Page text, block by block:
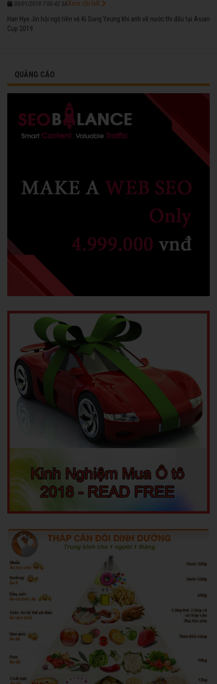
03/01/2019 7:00:42 SA
Han Hye Jin hội ngộ tiền vệ Ki Sung Yeung khi anh về nước thi đấu tại Asian
Cup 2019.
Xem chi tiết
QUẢNG CÁO